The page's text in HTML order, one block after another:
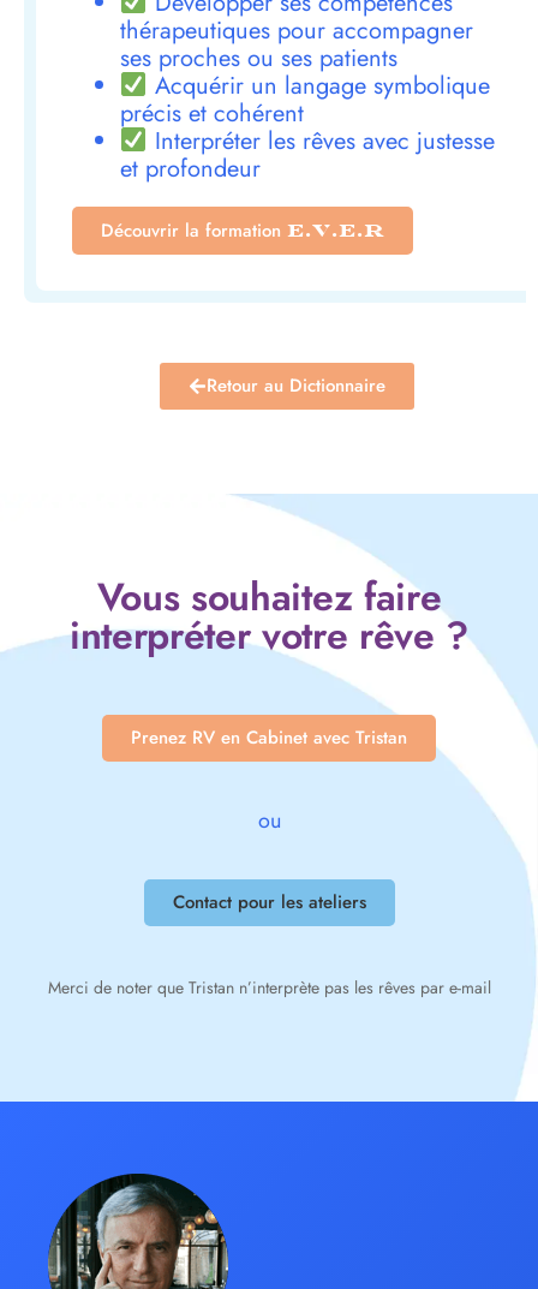
thérapeutiques pour accompagner
ses proches ou ses patients
Acquérir un langage symbolique
précis et cohérent
Interpréter les rêves avec justesse
et profondeur
Découvrir la formation E.V.E.R
Retour au Dictionnaire
Vous souhaitez faire
interpréter votre rêve ?
Prenez RV en Cabinet avec Tristan
ou
Contact pour les ateliers
Merci de noter que Tristan n’interprète pas les rêves par e-mail